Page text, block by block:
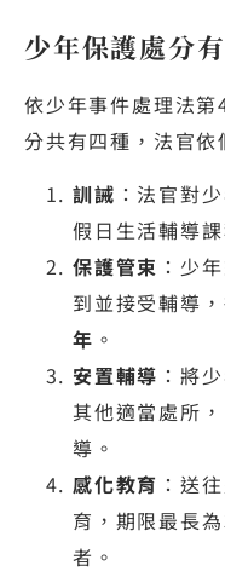
少年保護處分
依少年事件處理法
分共有四種，法官依
訓誡 ：法官對
假日生活輔導
保護管束 ：少
到並接受輔導
年 。
安置輔導 ：將
其他適當處所
導。
感化教育 ：送
育，期限最長為
者。